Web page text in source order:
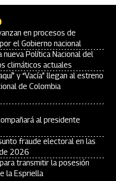
en procesos de
el Gobierno nacional
nueva Política Nacional del
climáticos actuales
y “Vacía” llegan al estreno
de Colombia
al presidente
fraude electoral en las
2026
transmitir la posesión
la Espriella